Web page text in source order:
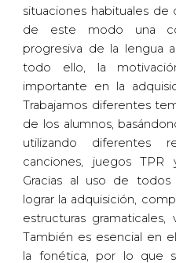
situaciones habituales de
de este modo una
progresiva de la lengua
todo ello, la
importante en la
Trabajamos diferentes
de los alumnos,
utilizando diferentes
canciones, juegos TPR
Gracias al uso de
lograr la adquisición,
estructuras gramaticales,
También es esencial en
la fonética, por lo que